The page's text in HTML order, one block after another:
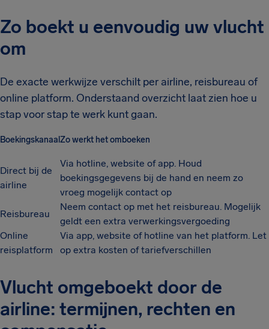
Zo boekt u eenvoudig uw vlucht
om
De exacte werkwijze verschilt per airline, reisbureau of
online platform. Onderstaand overzicht laat zien hoe u
stap voor stap te werk kunt gaan.
Boekingskanaal Zo werkt het omboeken
Direct bij de
airline
Via hotline, website of app. Houd
boekingsgegevens bij de hand en neem zo
vroeg mogelijk contact op
Reisbureau
Neem contact op met het reisbureau. Mogelijk
geldt een extra verwerkingsvergoeding
Online
reisplatform
Via app, website of hotline van het platform. Let
op extra kosten of tariefverschillen
Vlucht omgeboekt door de
airline: termijnen, rechten en